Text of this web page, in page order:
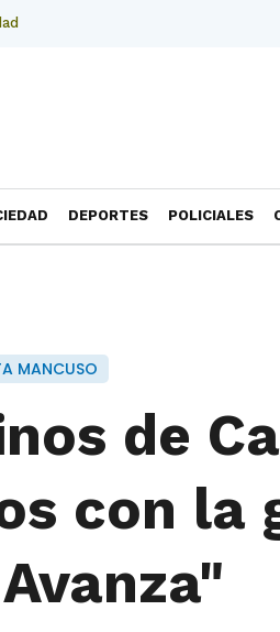
DEPORTES POLICIALES
MANCUSO
de
con la